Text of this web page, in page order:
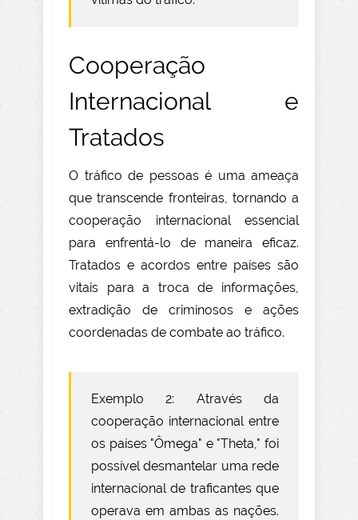
Cooperação
Internacional e
Tratados
O tráfico de pessoas é uma ameaça
que transcende fronteiras, tornando a
cooperação internacional essencial
para enfrentá-lo de maneira eficaz.
Tratados e acordos entre países são
vitais para a troca de informações,
extradição de criminosos e ações
coordenadas de combate ao tráfico.
Exemplo 2: Através da
cooperação internacional entre
os países "Ômega" e "Theta," foi
possível desmantelar uma rede
internacional de traficantes que
operava em ambas as nações.